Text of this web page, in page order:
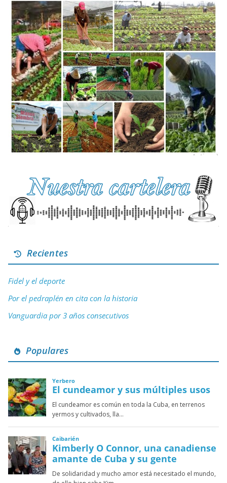
Recientes
Fidel y el deporte
Por el pedraplén en cita con la historia
Vanguardia por 3 años consecutivos
Populares